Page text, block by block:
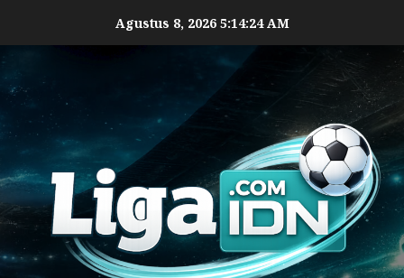
Agustus 8, 2026 5:14:26 AM